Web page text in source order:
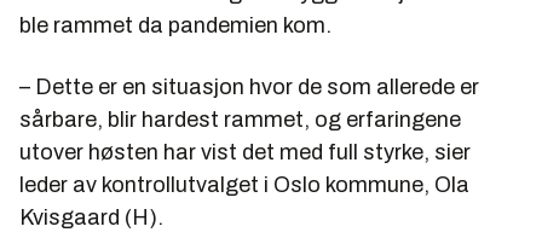
ble rammet da pandemien kom.
– Dette er en situasjon hvor de som allerede er
sårbare, blir hardest rammet, og erfaringene
utover høsten har vist det med full styrke, sier
leder av kontrollutvalget i Oslo kommune, Ola
Kvisgaard (H).